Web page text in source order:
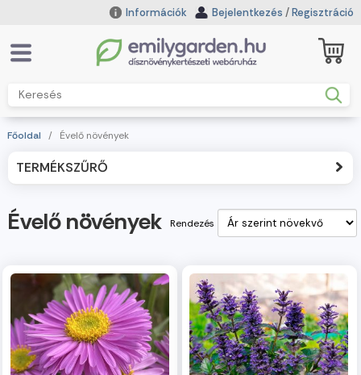
Információk Bejelentkezés /Regisztráció
Főoldal / Évelő növények
TERMÉKSZŰRŐ
Évelő növények Rendezés